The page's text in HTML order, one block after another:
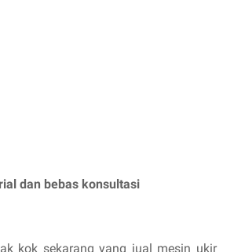
dan bebas konsultasi
kok sekarang yang jual mesin ukir